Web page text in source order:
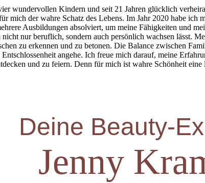
wundervollen Kindern und seit 21 Jahren glücklich
mich der wahre Schatz des Lebens. Im Jahr 2020 habe ich
Ausbildungen absolviert, um meine Fähigkeiten und
nur beruflich, sondern auch persönlich wachsen lässt.
zu erkennen und zu betonen. Die Balance zwischen
angehe. Ich freue mich darauf, meine
und zu feiern. Denn für mich ist wahre Schönheit
Deine Beauty-
Jenny